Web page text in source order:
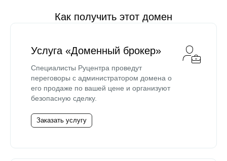
Как получить этот домен
Услуга «Доменный брокер»
Специалисты Руцентра проведут
переговоры с администратором домена о
его продаже по вашей цене и организуют
безопасную сделку.
Заказать услугу